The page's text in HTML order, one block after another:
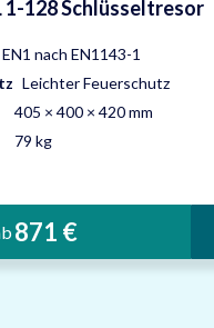
1-128 Schlüsseltresor
EN1 nach EN1143-1
Leichter Feuerschutz
405 × 400 × 420 mm
79 kg
871 €